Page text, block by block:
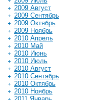
2009 Август
2009 Сентябрь
2009 Октябрь
2009 Ноябрь
2010 Апрель
2010 Май
2010 Июнь
2010 Июль
2010 Август
2010 Сентябрь
2010 Октябрь
2010 Ноябрь